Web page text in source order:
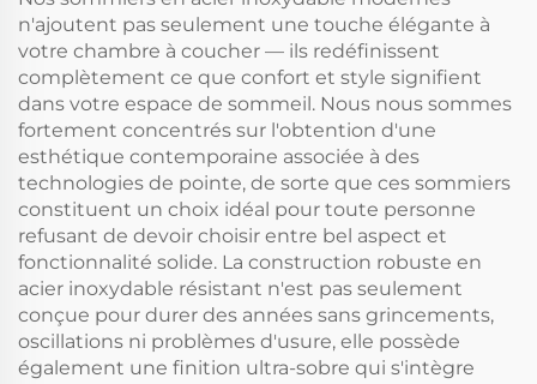
n'ajoutent pas seulement une touche élégante à
votre chambre à coucher — ils redéfinissent
complètement ce que confort et style signifient
dans votre espace de sommeil. Nous nous sommes
fortement concentrés sur l'obtention d'une
esthétique contemporaine associée à des
technologies de pointe, de sorte que ces sommiers
constituent un choix idéal pour toute personne
refusant de devoir choisir entre bel aspect et
fonctionnalité solide. La construction robuste en
acier inoxydable résistant n'est pas seulement
conçue pour durer des années sans grincements,
oscillations ni problèmes d'usure, elle possède
également une finition ultra-sobre qui s'intègre